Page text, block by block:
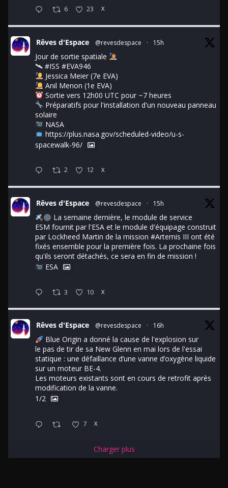
6 23 X
Rêves d'Espace @revesdespace · 15h
Jour de sortie spatiale
🛰 #ISS #EVA946
Jessica Meier (7e EVA)
Anil Menon (1e EVA)
Sortie vers 12h00 UTC pour ~7 heures
Préparatifs pour l'installation d'un nouveau panneau
solaire
NASA
https://plus.nasa.gov/scheduled-video/u-s-
spacewalk-96/
2 12 X
Rêves d'Espace @revesdespace · 15h
La semaine dernière, le module de service
ESM fournit par l'ESA et le module d'équipage construit
par Lockheed Martin de la mission #Artemis III ont été
fixés ensemble pour la première fois. La prochaine fois
qu'ils seront détachés, ce sera en fin de mission !
ESA
3 10 X
Rêves d'Espace @revesdespace · 16h
Blue Origin a donné la cause de l'explosion sur
le pas de tir de sa New Glenn en mai lors de l'essai
statique : une défaillance d’une vanne d’oxygène liquide
sur un moteur BE-4.
Les moteurs existants sont en cours de retrofit après
modification de la vanne.
1/2
7 X
Charger plus